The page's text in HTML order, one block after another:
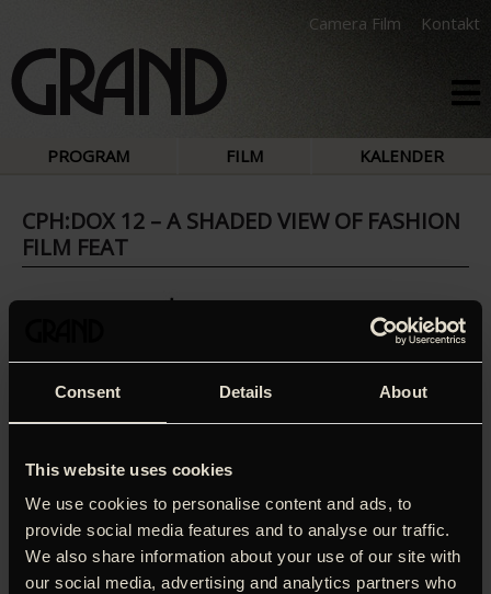
Consent Details About
This website uses cookies
We use cookies to personalise content and ads, to
provide social media features and to analyse our traffic.
We also share information about your use of our site with
our social media, advertising and analytics partners who
Camera Film Kontakt
PROGRAM FILM KALENDER
CPH:DOX 12 – A SHADED VIEW OF FASHION
FILM FEAT